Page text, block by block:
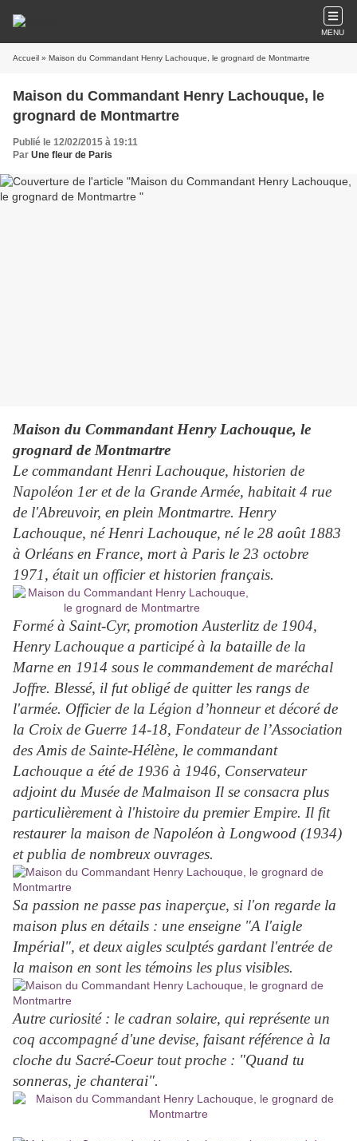
MENU
Accueil » Maison du Commandant Henry Lachouque, le grognard de Montmartre
Maison du Commandant Henry Lachouque, le
grognard de Montmartre
Publié le 12/02/2015 à 19:11
Par Une fleur de Paris
Maison du Commandant Henry Lachouque, le
grognard de Montmartre
Le commandant Henri Lachouque, historien de
Napoléon 1er et de la Grande Armée, habitait 4 rue
de l'Abreuvoir, en plein Montmartre. Henry
Lachouque, né Henri Lachouque, né le 28 août 1883
à Orléans en France, mort à Paris le 23 octobre
1971, était un officier et historien français.
Formé à Saint-Cyr, promotion Austerlitz de 1904,
Henry Lachouque a participé à la bataille de la
Marne en 1914 sous le commandement de maréchal
Joffre. Blessé, il fut obligé de quitter les rangs de
l'armée. Officier de la Légion d’honneur et décoré de
la Croix de Guerre 14-18, Fondateur de l’Association
des Amis de Sainte-Hélène, le commandant
Lachouque a été de 1936 à 1946, Conservateur
adjoint du Musée de Malmaison Il se consacra plus
particulièrement à l'histoire du premier Empire. Il fit
restaurer la maison de Napoléon à Longwood (1934)
et publia de nombreux ouvrages.
Sa passion ne passe pas inaperçue, si l'on regarde la
maison plus en détails : une enseigne "A l'aigle
Impérial", et deux aigles sculptés gardant l'entrée de
la maison en sont les témoins les plus visibles.
Autre curiosité : le cadran solaire, qui représente un
coq accompagné d'une devise, faisant référence à la
cloche du Sacré-Coeur tout proche : "Quand tu
sonneras, je chanterai".